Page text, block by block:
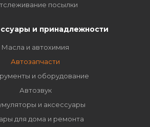
посылки
и принадлежности
Масла и автохимия
Автозапчасти
и оборудование
Автозвук
и аксессуары
для дома и ремонта